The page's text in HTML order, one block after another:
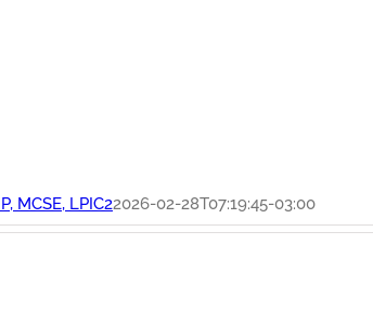
MCSE, LPIC22026-02-28T07:19:45-03:00